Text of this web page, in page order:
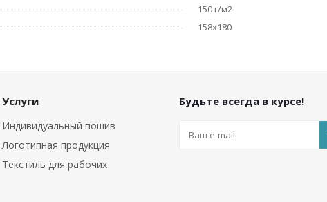
150 г/м2
158х180
Услуги
Индивидуальный пошив
Логотипная продукция
Текстиль для рабочих
Будьте всегда в курсе!